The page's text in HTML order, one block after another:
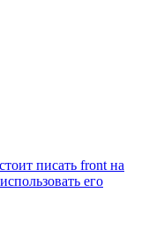
писать front на
его